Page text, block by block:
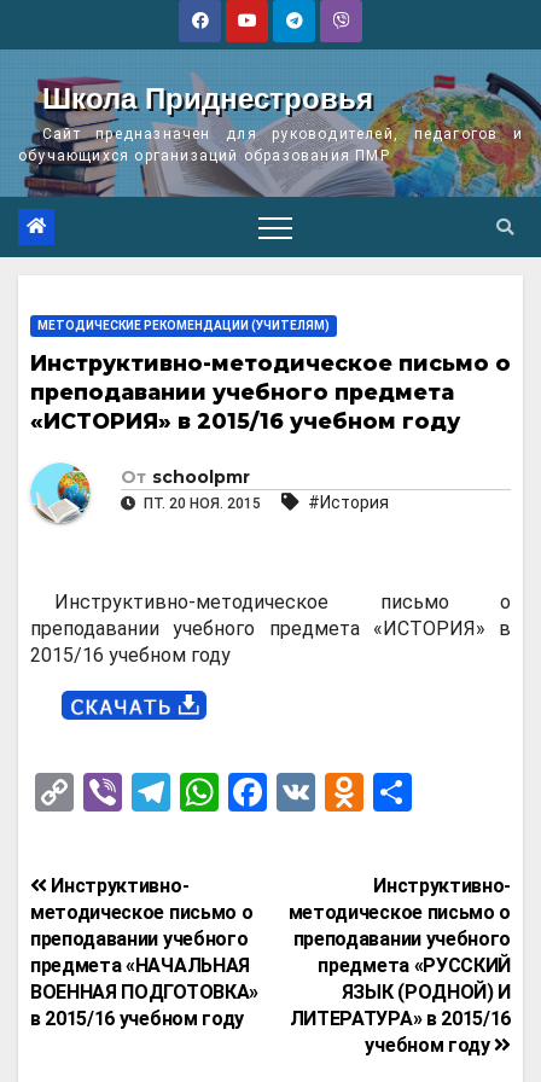
Школа Приднестровья
Сайт предназначен для руководителей, педагогов и
обучающихся организаций образования ПМР
МЕТОДИЧЕСКИЕ РЕКОМЕНДАЦИИ (УЧИТЕЛЯМ)
Инструктивно-методическое письмo о
преподавании учебного предмета
«ИСТОРИЯ» в 2015/16 учебном году
От schoolpmr
ПТ. 20 НОЯ. 2015 #История
Инструктивно-методическое письмo о
преподавании учебного предмета «ИСТОРИЯ» в
2015/16 учебном году
C
py
Li
n
k
Vi
er
T
e
gr
a
m
W
s
A
p
p
F
V
O
n
o
kl
a
ss
ni
п
р
а
в
и
т
Навигация
по
записям
Инструктивно-
методическое письмо о
преподавании учебного
предмета «РУССКИЙ
ЯЗЫК (РОДНОЙ) И
ЛИТЕРАТУРА» в 2015/16
учебном году
Инструктивно-
методическое письмo о
преподавании учебного
предмета «НАЧАЛЬНАЯ
ВОЕННАЯ ПОДГОТОВКА»
в 2015/16 учебном году